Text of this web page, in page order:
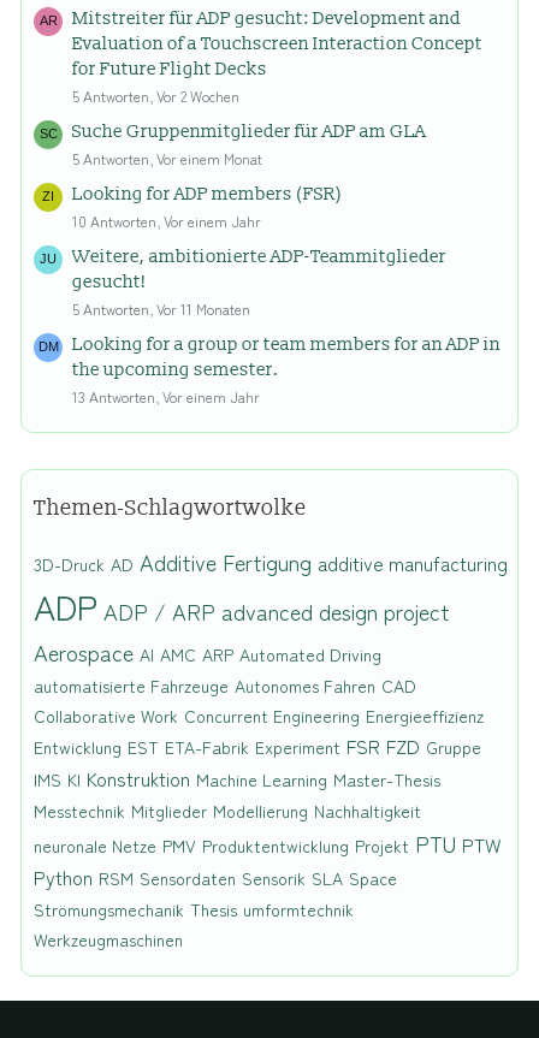
Mitstreiter für ADP gesucht: Development and
Evaluation of a Touchscreen Interaction Concept
for Future Flight Decks
5 Antworten, Vor 2 Wochen
Suche Gruppenmitglieder für ADP am GLA
5 Antworten, Vor einem Monat
Looking for ADP members (FSR)
10 Antworten, Vor einem Jahr
Weitere, ambitionierte ADP-Teammitglieder
gesucht!
5 Antworten, Vor 11 Monaten
Looking for a group or team members for an ADP in
the upcoming semester.
13 Antworten, Vor einem Jahr
Themen-Schlagwortwolke
3D-Druck AD Additive Fertigung additive manufacturing
ADP ADP / ARP advanced design project
Aerospace AI AMC ARP Automated Driving
automatisierte Fahrzeuge Autonomes Fahren CAD
Collaborative Work Concurrent Engineering Energieeffizienz
Entwicklung EST ETA-Fabrik Experiment FSR FZD Gruppe
IMS KI Konstruktion Machine Learning Master-Thesis
Messtechnik Mitglieder Modellierung Nachhaltigkeit
neuronale Netze PMV Produktentwicklung Projekt PTU PTW
Python RSM Sensordaten Sensorik SLA Space
Strömungsmechanik Thesis umformtechnik
Werkzeugmaschinen